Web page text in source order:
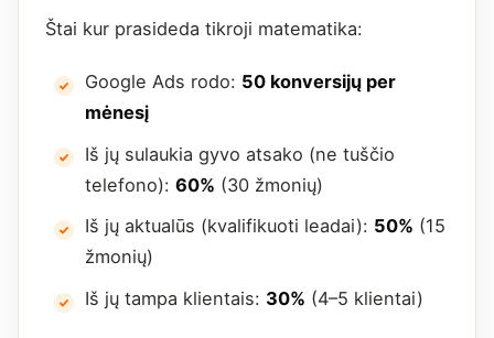
Štai kur prasideda tikroji matematika:
Google Ads rodo: 50 konversijų per
mėnesį
Iš jų sulaukia gyvo atsako (ne tuščio
telefono): 60% (30 žmonių)
Iš jų aktualūs (kvalifikuoti leadai): 50% (15
žmonių)
Iš jų tampa klientais: 30% (4–5 klientai)